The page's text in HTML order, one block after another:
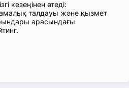
кезеңінен өтеді:
талдауы және қызмет
арасындағы